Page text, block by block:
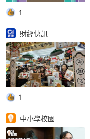
1
財經快訊
1
中小學校園